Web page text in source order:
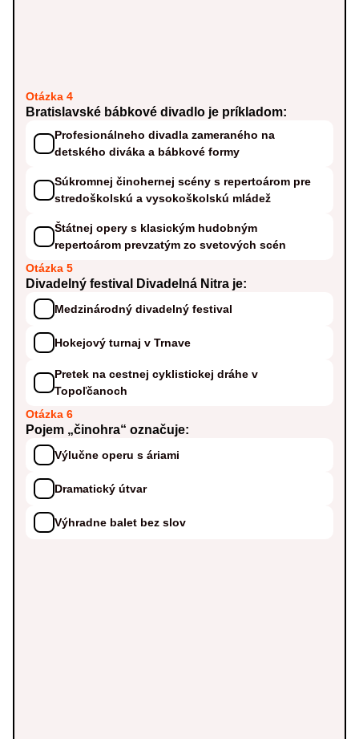
Otázka 4
Bratislavské bábkové divadlo je príkladom:
Profesionálneho divadla zameraného na
detského diváka a bábkové formy
Súkromnej činohernej scény s repertoárom pre
stredoškolskú a vysokoškolskú mládež
Štátnej opery s klasickým hudobným
repertoárom prevzatým zo svetových scén
Otázka 5
Divadelný festival Divadelná Nitra je:
Medzinárodný divadelný festival
Hokejový turnaj v Trnave
Pretek na cestnej cyklistickej dráhe v
Topoľčanoch
Otázka 6
Pojem „činohra“ označuje:
Výlučne operu s áriami
Dramatický útvar
Výhradne balet bez slov